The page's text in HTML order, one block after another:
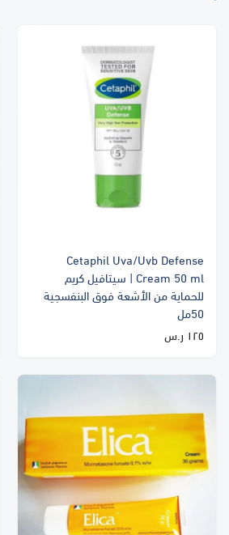
Cetaphil Uva/Uvb Defense
Cream 50 ml | سيتافيل كريم
للحماية من الأشعة فوق البنفسجية
50مل
١٢٥ ر.س